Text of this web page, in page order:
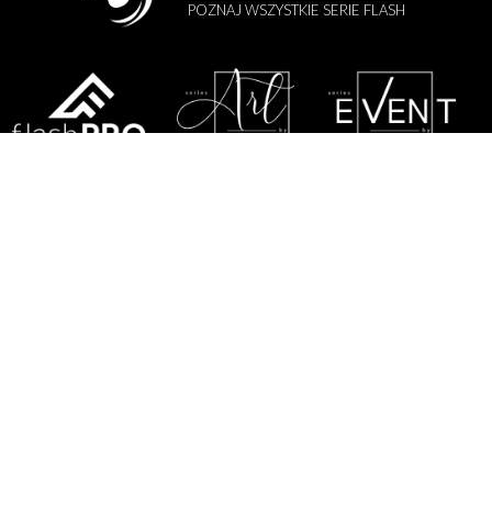
POZNAJ WSZYSTKIE SERIE FLASH